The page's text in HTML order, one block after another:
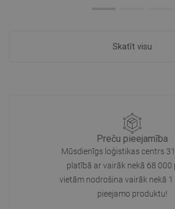
Skatīt visu
Preču pieejamība
Mūsdienīgs loģistikas centrs
platībā ar vairāk nekā 68 000
vietām nodrošina vairāk nekā 1
pieejamo produktu!